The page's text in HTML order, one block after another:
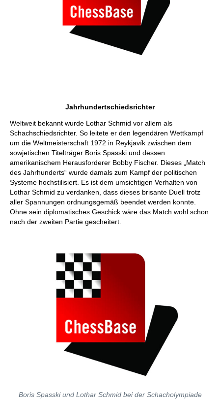
Jahrhundertschiedsrichter
Weltweit bekannt wurde Lothar Schmid vor allem als
Schachschiedsrichter. So leitete er den legendären Wettkampf
um die Weltmeisterschaft 1972 in Reykjavík zwischen dem
sowjetischen Titelträger Boris Spasski und dessen
amerikanischem Herausforderer Bobby Fischer. Dieses „Match
des Jahrhunderts“ wurde damals zum Kampf der politischen
Systeme hochstilisiert. Es ist dem umsichtigen Verhalten von
Lothar Schmid zu verdanken, dass dieses brisante Duell trotz
aller Spannungen ordnungsgemäß beendet werden konnte.
Ohne sein diplomatisches Geschick wäre das Match wohl schon
nach der zweiten Partie gescheitert.
Boris Spasski und Lothar Schmid bei der Schacholympiade